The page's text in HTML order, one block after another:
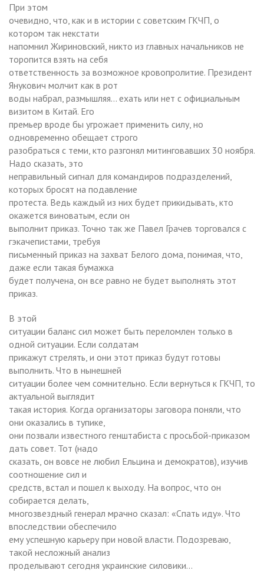
При этом
очевидно, что, как и в истории с советским ГКЧП, о
котором так некстати
напомнил Жириновский, никто из главных начальников не
торопится взять на себя
ответственность за возможное кровопролитие. Президент
Янукович молчит как в рот
воды набрал, размышляя… ехать или нет с официальным
визитом в Китай. Его
премьер вроде бы угрожает применить силу, но
одновременно обещает строго
разобраться с теми, кто разгонял митинговавших 30 ноября.
Надо сказать, это
неправильный сигнал для командиров подразделений,
которых бросят на подавление
протеста. Ведь каждый из них будет прикидывать, кто
окажется виноватым, если он
выполнит приказ. Точно так же Павел Грачев торговался с
гэкачепистами, требуя
письменный приказ на захват Белого дома, понимая, что,
даже если такая бумажка
будет получена, он все равно не будет выполнять этот
приказ.
В этой
ситуации баланс сил может быть переломлен только в
одной ситуации. Если солдатам
прикажут стрелять, и они этот приказ будут готовы
выполнить. Что в нынешней
ситуации более чем сомнительно. Если вернуться к ГКЧП, то
актуальной выглядит
такая история. Когда организаторы заговора поняли, что
они оказались в тупике,
они позвали известного генштабиста с просьбой-приказом
дать совет. Тот (надо
сказать, он вовсе не любил Ельцина и демократов), изучив
соотношение сил и
средств, встал и пошел к выходу. На вопрос, что он
собирается делать,
многозвездный генерал мрачно сказал: «Спать иду». Что
впоследствии обеспечило
ему успешную карьеру при новой власти. Подозреваю,
такой несложный анализ
проделывают сегодня украинские силовики…